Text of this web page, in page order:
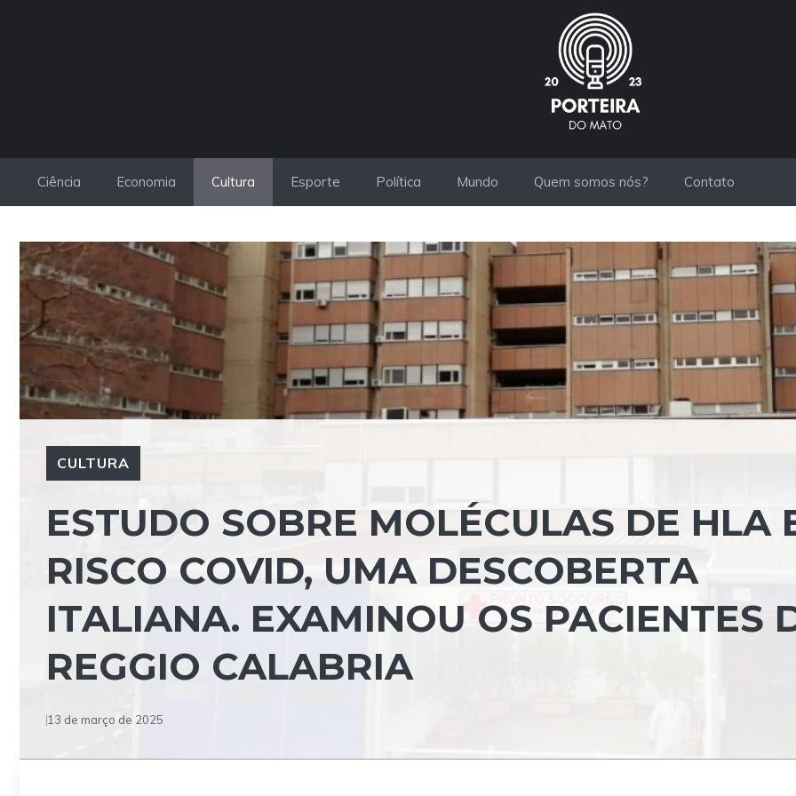
Ciência Economia Cultura Esporte Política Mundo Quem somos nós? Contato
CULTURA
ESTUDO SOBRE MOLÉCULAS DE HLA
RISCO COVID, UMA DESCOBERTA
ITALIANA. EXAMINOU OS PACIENTES
REGGIO CALABRIA
13 de março de 2025